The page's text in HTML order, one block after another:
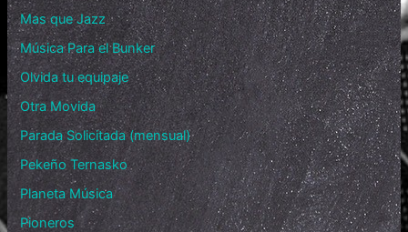
Mas que Jazz
Música Para el Bunker
Olvida tu equipaje
Otra Movida
Parada Solicitada (mensual)
Pekeño Ternasko
Planeta Música
Pioneros